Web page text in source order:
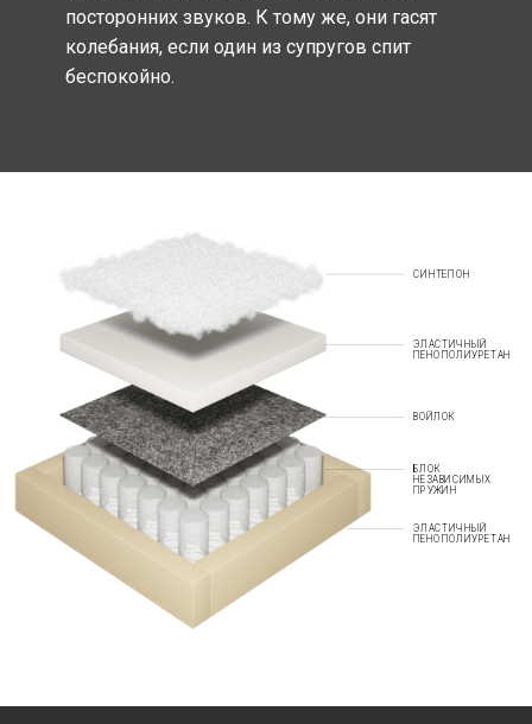
посторонних звуков. К тому же, они гасят
колебания, если один из супругов спит
беспокойно.
СИНТЕПОН
ЭЛАСТИЧНЫЙ
ПЕНОПОЛИУРЕТАН
ВОЙЛОК
БЛОК
НЕЗАВИСИМЫХ
ПРУЖИН
ЭЛАСТИЧНЫЙ
ПЕНОПОЛИУРЕТАН